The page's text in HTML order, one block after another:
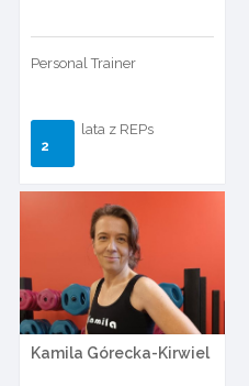
Personal Trainer
2
lata z REPs
Kamila Górecka-Kirwiel